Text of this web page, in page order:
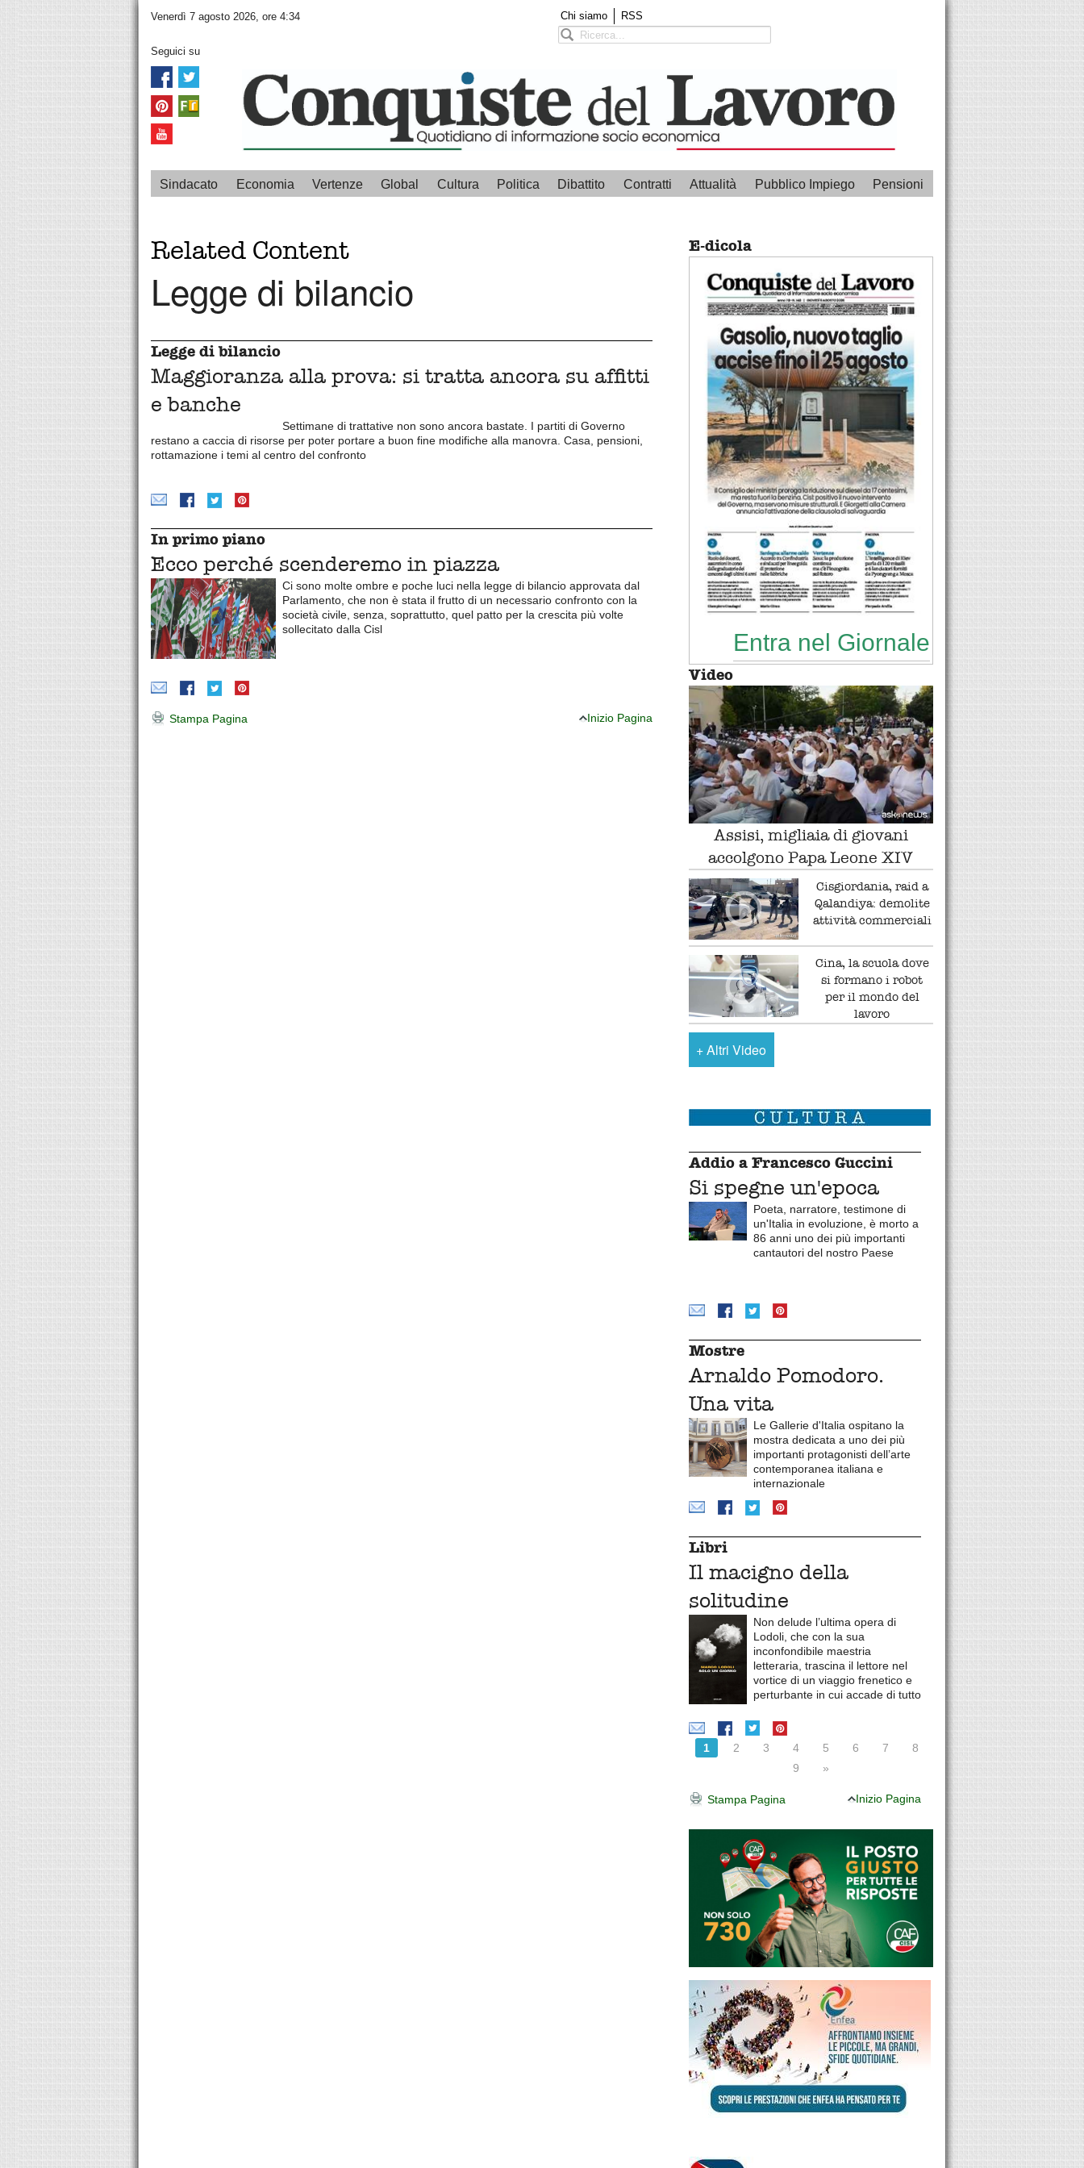
Venerdì 7 agosto 2026, ore 4:34 Chi siamo RSS
Seguici su
Sindacato Economia Vertenze Global Cultura Politica Dibattito Contratti Attualità Pubblico Impiego Pensioni
Related Content
Legge di bilancio
Legge di bilancio
Maggioranza alla prova: si tratta ancora su affitti
e banche
Settimane di trattative non sono ancora bastate. I partiti di Governo
restano a caccia di risorse per poter portare a buon fine modifiche alla manovra. Casa, pensioni,
rottamazione i temi al centro del confronto
In primo piano
Ecco perché scenderemo in piazza
Ci sono molte ombre e poche luci nella legge di bilancio approvata dal
Parlamento, che non è stata il frutto di un necessario confronto con la
società civile, senza, soprattutto, quel patto per la crescita più volte
sollecitato dalla Cisl
Stampa Pagina Inizio Pagina
E-dicola
Entra nel Giornale
Video
Assisi, migliaia di giovani
accolgono Papa Leone XIV
Cisgiordania, raid a
Qalandiya: demolite
attività commerciali
Cina, la scuola dove
si formano i robot
per il mondo del
lavoro
+Altri Video
Addio a Francesco Guccini
Si spegne un'epoca
Poeta, narratore, testimone di
un'Italia in evoluzione, è morto a
86 anni uno dei più importanti
cantautori del nostro Paese
Mostre
Arnaldo Pomodoro.
Una vita
Le Gallerie d'Italia ospitano la
mostra dedicata a uno dei più
importanti protagonisti dell’arte
contemporanea italiana e
internazionale
Libri
Il macigno della
solitudine
Non delude l’ultima opera di
Lodoli, che con la sua
inconfondibile maestria
letteraria, trascina il lettore nel
vortice di un viaggio frenetico e
perturbante in cui accade di tutto
1 2 3 4 5 6 7
8
9
»
Stampa Pagina Inizio Pagina